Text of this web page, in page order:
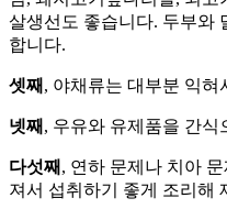
살생선도 좋습니다. 두부와
합니다.
셋째 , 야채류는 대부분 익혀
넷째 , 우유와 유제품을 간식
다섯째 , 연하 문제나 치아
져서 섭취하기 좋게 조리해